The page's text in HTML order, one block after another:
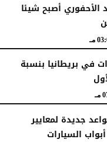
الأحفوري أصبح شيئا
مـ
في بريطانيا بنسبة
جديدة لمعايير
السيارات